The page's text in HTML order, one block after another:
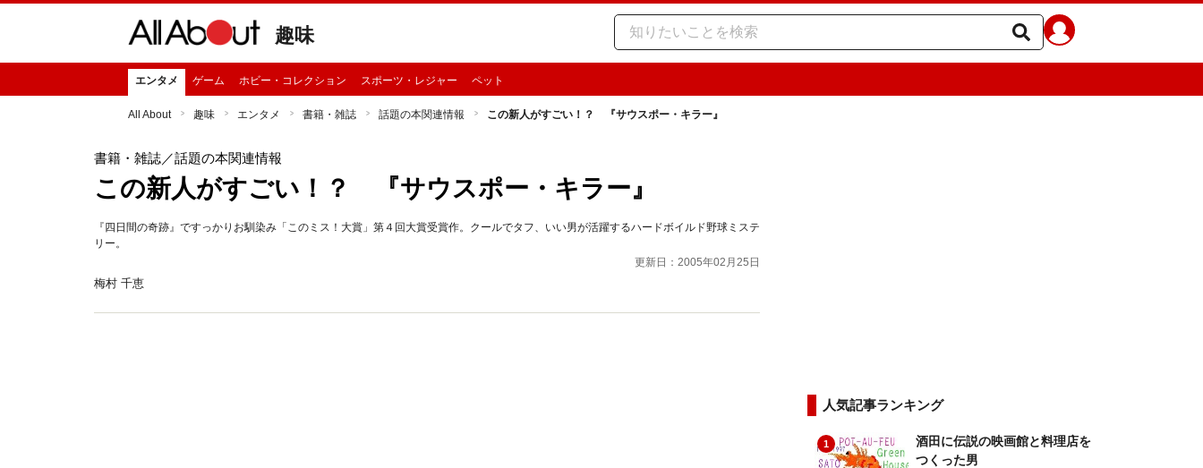
趣味
エンタメ ゲーム ホビー・コレクション スポーツ・レジャー ペット
All About 趣味 エンタメ 書籍・雑誌 話題の本関連情報 この新人がすごい！？ 『サウスポー・キラー』
書籍・雑誌／話題の本関連情報
この新人がすごい！？ 『サウスポー・キラー』
『四日間の奇跡』ですっかりお馴染み「このミス！大賞」第４回大賞受賞作。クールでタフ、いい男が活躍するハードボイルド野球ミステ
リー。
更新日：2005年02月25日
梅村 千恵
人気記事ランキング
1
酒田に伝説の映画館と料理店を
つくった男